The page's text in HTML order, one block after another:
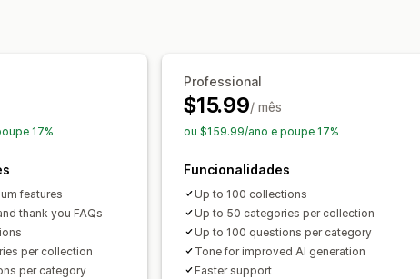
17%
features
thank you FAQs
per collection
per category
Professional
$15.99/ mês
ou $159.99/ano e poupe 17%
Funcionalidades
Up to 100 collections
Up to 50 categories per collection
Up to 100 questions per category
Tone for improved AI generation
Faster support